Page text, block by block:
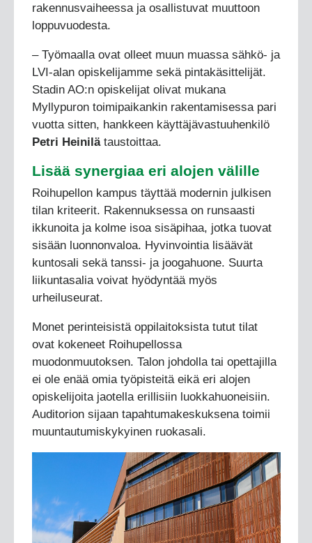
rakennusvaiheessa ja osallistuvat muuttoon
loppuvuodesta.
– Työmaalla ovat olleet muun muassa sähkö- ja
LVI-alan opiskelijamme sekä pintakäsittelijät.
Stadin AO:n opiskelijat olivat mukana
Myllypuron toimipaikankin rakentamisessa pari
vuotta sitten, hankkeen käyttäjävastuuhenkilö
Petri Heinilätaustoittaa.
Lisää synergiaa eri alojen välille
Roihupellon kampus täyttää modernin julkisen
tilan kriteerit. Rakennuksessa on runsaasti
ikkunoita ja kolme isoa sisäpihaa, jotka tuovat
sisään luonnonvaloa. Hyvinvointia lisäävät
kuntosali sekä tanssi- ja joogahuone. Suurta
liikuntasalia voivat hyödyntää myös
urheiluseurat.
Monet perinteisistä oppilaitoksista tutut tilat
ovat kokeneet Roihupellossa
muodonmuutoksen. Talon johdolla tai opettajilla
ei ole enää omia työpisteitä eikä eri alojen
opiskelijoita jaotella erillisiin luokkahuoneisiin.
Auditorion sijaan tapahtumakeskuksena toimii
muuntautumiskykyinen ruokasali.